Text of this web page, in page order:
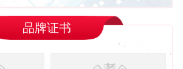
品牌证书